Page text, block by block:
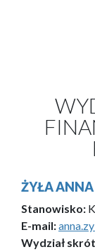
ŻYŁA ANNA
Stanowisko:
E-mail:
Wydział